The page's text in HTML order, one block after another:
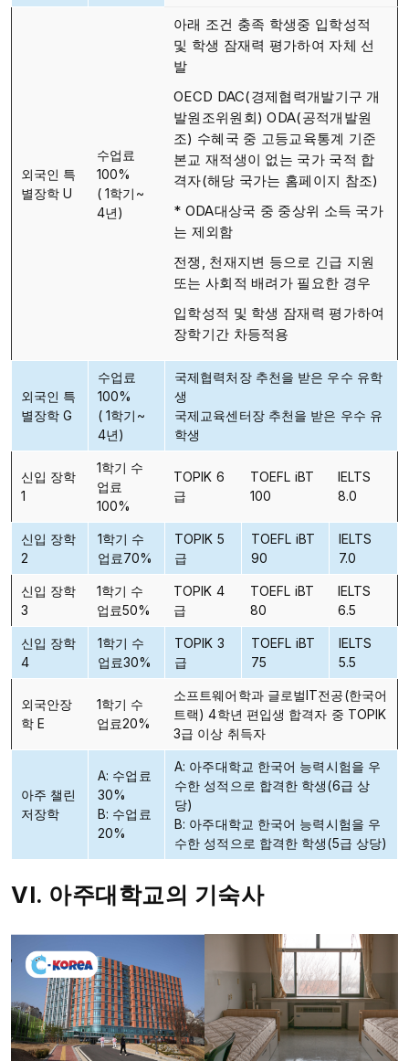
외국인 특
별장학 U
수업료
100%
( 1학기~
4년)
아래 조건 충족 학생중 입학성적
및 학생 잠재력 평가하여 자체 선
발
OECD DAC(경제협력개발기구 개
발원조위원회) ODA(공적개발원
조) 수혜국 중 고등교육통계 기준
본교 재적생이 없는 국가 국적 합
격자(해당 국가는 홈페이지 참조)
* ODA대상국 중 중상위 소득 국가
는 제외함
전쟁, 천재지변 등으로 긴급 지원
또는 사회적 배려가 필요한 경우
입학성적 및 학생 잠재력 평가하여
장학기간 차등적용
외국인 특
별장학 G
수업료
100%
( 1학기~
4년)
국제협력처장 추천을 받은 우수 유학
생
국제교육센터장 추천을 받은 우수 유
학생
신입 장학
1
1학기 수
업료
100%
TOPIK 6
급
TOEFL iBT
100
IELTS
8.0
신입 장학
2
1학기 수
업료70%
TOPIK 5
급
TOEFL iBT
90
IELTS
7.0
신입 장학
3
1학기 수
업료50%
TOPIK 4
급
TOEFL iBT
80
IELTS
6.5
신입 장학
4
1학기 수
업료30%
TOPIK 3
급
TOEFL iBT
75
IELTS
5.5
외국안장
학 E
1학기 수
업료20%
소프트웨어학과 글로벌IT전공(한국어
트랙) 4학년 편입생 합격자 중 TOPIK
3급 이상 취득자
아주 챌린
저장학
A: 수업료
30%
B: 수업료
20%
A: 아주대학교 한국어 능력시험을 우
수한 성적으로 합격한 학생(6급 상
당)
B: 아주대학교 한국어 능력시험을 우
수한 성적으로 합격한 학생(5급 상당)
VI. 아주대학교의 기숙사